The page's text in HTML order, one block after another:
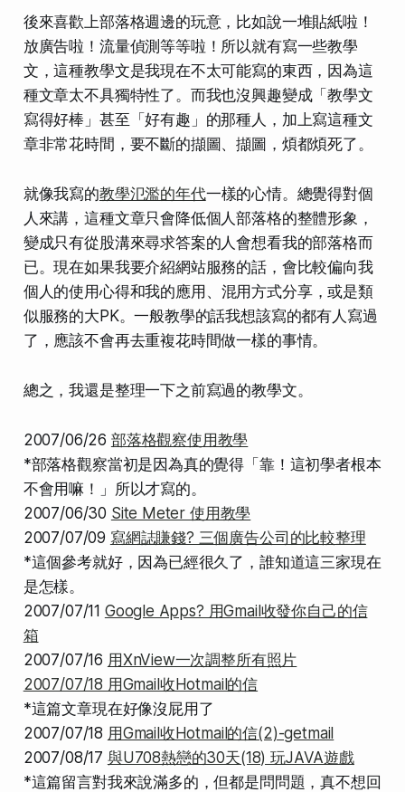
後來喜歡上部落格週邊的玩意，比如說一堆貼紙啦！
放廣告啦！流量偵測等等啦！所以就有寫一些教學
文，這種教學文是我現在不太可能寫的東西，因為這
種文章太不具獨特性了。而我也沒興趣變成「教學文
寫得好棒」甚至「好有趣」的那種人，加上寫這種文
章非常花時間，要不斷的擷圖、擷圖，煩都煩死了。
就像我寫的教學氾濫的年代一樣的心情。總覺得對個
人來講，這種文章只會降低個人部落格的整體形象，
變成只有從股溝來尋求答案的人會想看我的部落格而
已。現在如果我要介紹網站服務的話，會比較偏向我
個人的使用心得和我的應用、混用方式分享，或是類
似服務的大PK。一般教學的話我想該寫的都有人寫過
了，應該不會再去重複花時間做一樣的事情。
總之，我還是整理一下之前寫過的教學文。
2007/06/26 部落格觀察使用教學
*部落格觀察當初是因為真的覺得「靠！這初學者根本
不會用嘛！」所以才寫的。
2007/06/30 Site Meter 使用教學
2007/07/09 寫網誌賺錢? 三個廣告公司的比較整理
*這個參考就好，因為已經很久了，誰知道這三家現在
是怎樣。
2007/07/11 Google Apps? 用Gmail收發你自己的信
箱
2007/07/16 用XnView一次調整所有照片
2007/07/18 用Gmail收Hotmail的信
*這篇文章現在好像沒屁用了
2007/07/18 用Gmail收Hotmail的信(2)-getmail
2007/08/17 與U708熱戀的30天(18) 玩JAVA遊戲
*這篇留言對我來說滿多的，但都是問問題，真不想回